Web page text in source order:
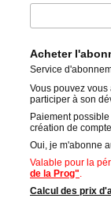
Acheter
Service
Vous pouvez
participer à son
Paiement
création de
Oui, je m'abonne
Valable pour la
de la Prog".
Calcul des prix